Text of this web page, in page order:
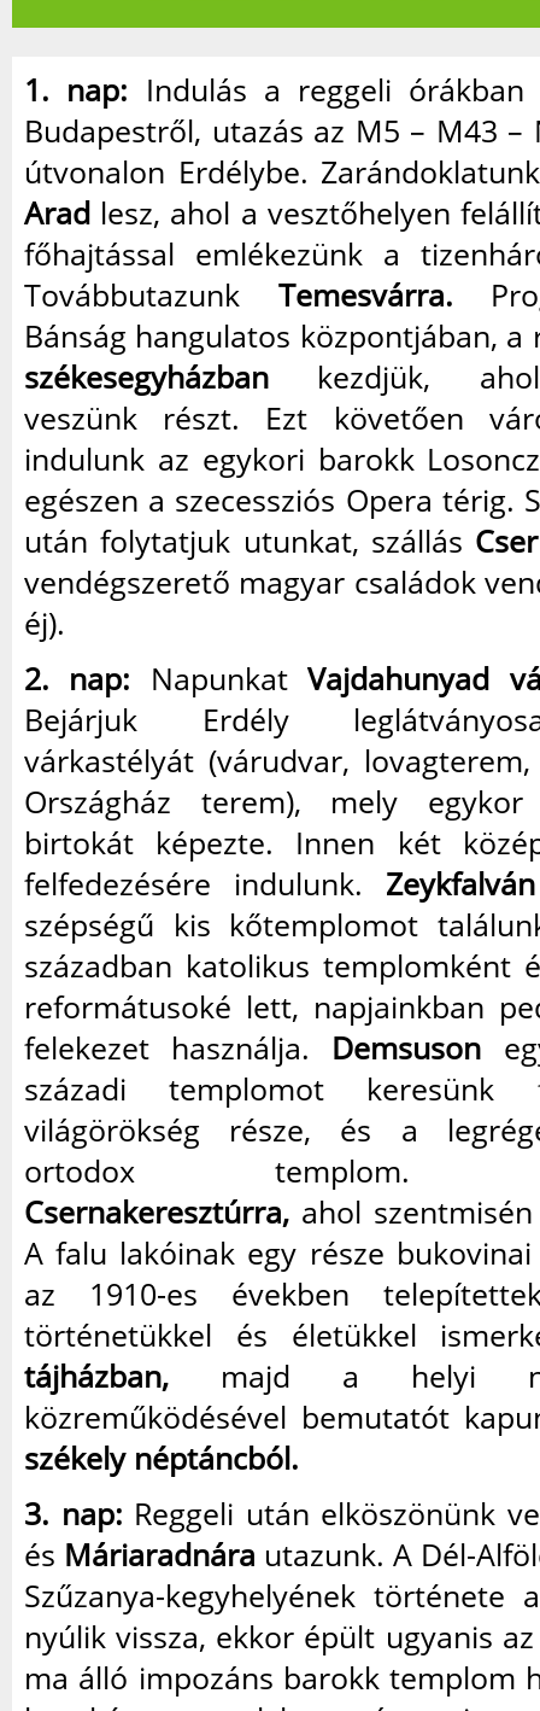
1. nap: Indulás a reggeli
Budapestről, utazás az M5 – M43 –
útvonalon Erdélybe.
Arad lesz, ahol a vesztőhelyen
főhajtással emlékezünk a
Továbbutazunk Temesvárra.
Bánság hangulatos központjában,
székesegyházban kezdjük,
veszünk részt. Ezt követően
indulunk az egykori barokk
egészen a szecessziós Opera térig.
után folytatjuk utunkat, szállás
vendégszerető magyar családok
éj).
2. nap: NapunkatVajdahunyad
Bejárjuk Erdély
várkastélyát (várudvar,
Országház terem), mely
birtokát képezte. Innen két
felfedezésére indulunk. Zeykfalván
szépségű kis kőtemplomot
században katolikus templomként
reformátusoké lett, napjainkban
felekezet használja. Demsuson
századi templomot
világörökség része, és a
ortodox templom.
Csernakeresztúrra, ahol
A falu lakóinak egy része
az 1910-es években
történetükkel és életükkel
tájházban, majd a helyi
közreműködésével bemutatót
székely néptáncból.
3. nap: Reggeli után elköszönünk
és Máriaradnára utazunk. A Dél-
Szűzanya-kegyhelyének története
nyúlik vissza, ekkor épült ugyanis
ma álló impozáns barokk templom